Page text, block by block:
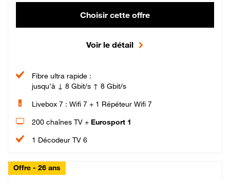
Choisir cette offre
Voir le détail
Fibre ultra rapide :
jusqu'à ↓ 8 Gbit/s ↑ 8 Gbit/s
Livebox 7 : Wifi 7 + 1 Répéteur Wifi 7
200 chaînes TV + Eurosport 1
1 Décodeur TV 6
Offre - 26 ans